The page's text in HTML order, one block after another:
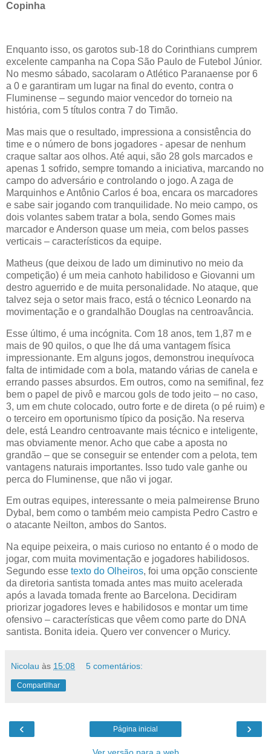
Copinha
Enquanto isso, os garotos sub-18 do Corinthians cumprem
excelente campanha na Copa São Paulo de Futebol Júnior.
No mesmo sábado, sacolaram o Atlético Paranaense por 6
a 0 e garantiram um lugar na final do evento, contra o
Fluminense – segundo maior vencedor do torneio na
história, com 5 títulos contra 7 do Timão.
Mas mais que o resultado, impressiona a consistência do
time e o número de bons jogadores - apesar de nenhum
craque saltar aos olhos. Até aqui, são 28 gols marcados e
apenas 1 sofrido, sempre tomando a iniciativa, marcando no
campo do adversário e controlando o jogo. A zaga de
Marquinhos e Antônio Carlos é boa, encara os marcadores
e sabe sair jogando com tranquilidade. No meio campo, os
dois volantes sabem tratar a bola, sendo Gomes mais
marcador e Anderson quase um meia, com belos passes
verticais – característicos da equipe.
Matheus (que deixou de lado um diminutivo no meio da
competição) é um meia canhoto habilidoso e Giovanni um
destro aguerrido e de muita personalidade. No ataque, que
talvez seja o setor mais fraco, está o técnico Leonardo na
movimentação e o grandalhão Douglas na centroavância.
Esse último, é uma incógnita. Com 18 anos, tem 1,87 m e
mais de 90 quilos, o que lhe dá uma vantagem física
impressionante. Em alguns jogos, demonstrou inequívoca
falta de intimidade com a bola, matando várias de canela e
errando passes absurdos. Em outros, como na semifinal, fez
bem o papel de pivô e marcou gols de todo jeito – no caso,
3, um em chute colocado, outro forte e de direta (o pé ruim) e
o terceiro em oportunismo típico da posição. Na reserva
dele, está Leandro centroavante mais técnico e inteligente,
mas obviamente menor. Acho que cabe a aposta no
grandão – que se conseguir se entender com a pelota, tem
vantagens naturais importantes. Isso tudo vale ganhe ou
perca do Fluminense, que não vi jogar.
Em outras equipes, interessante o meia palmeirense Bruno
Dybal, bem como o também meio campista Pedro Castro e
o atacante Neilton, ambos do Santos.
Na equipe peixeira, o mais curioso no entanto é o modo de
jogar, com muita movimentação e jogadores habilidosos.
Segundo esse texto do Olheiros, foi uma opção consciente
da diretoria santista tomada antes mas muito acelerada
após a lavada tomada frente ao Barcelona. Decidiram
priorizar jogadores leves e habilidosos e montar um time
ofensivo – características que vêem como parte do DNA
santista. Bonita ideia. Quero ver convencer o Muricy.
Nicolau às 15:08 5 comentários:
Compartilhar
‹ ›
Página inicial